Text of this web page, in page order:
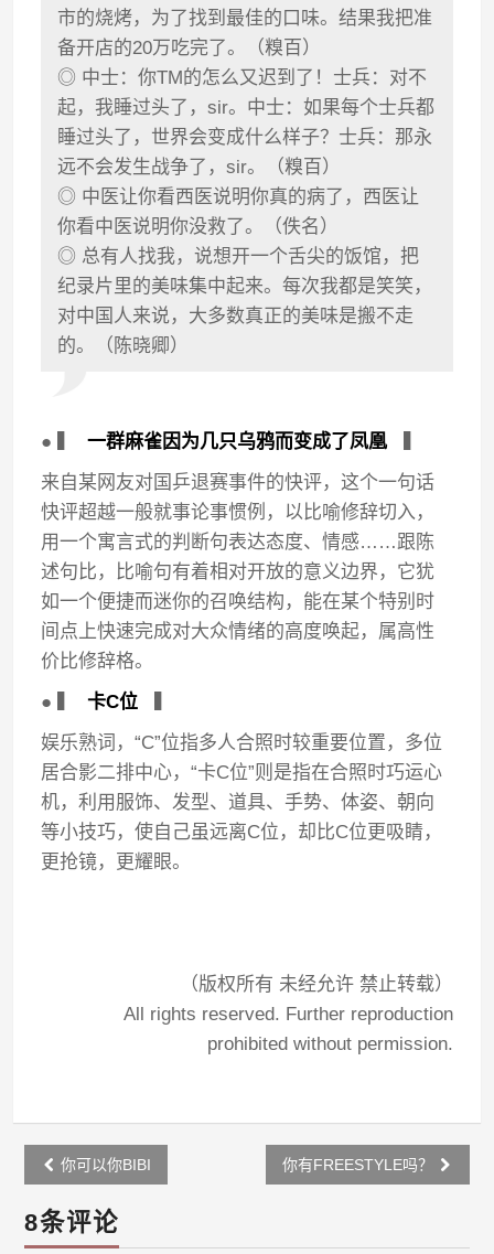
市的烧烤，为了找到最佳的口味。结果我把准
备开店的20万吃完了。（糗百）
◎ 中士：你TM的怎么又迟到了！士兵：对不
起，我睡过头了，sir。中士：如果每个士兵都
睡过头了，世界会变成什么样子？士兵：那永
远不会发生战争了，sir。（糗百）
◎ 中医让你看西医说明你真的病了，西医让
你看中医说明你没救了。（佚名）
◎ 总有人找我，说想开一个舌尖的饭馆，把
纪录片里的美味集中起来。每次我都是笑笑，
对中国人来说，大多数真正的美味是搬不走
的。（陈晓卿）
● ▍一群麻雀因为几只乌鸦而变成了凤凰
来自某网友对国乒退赛事件的快评，这个一句话
快评超越一般就事论事惯例，以比喻修辞切入，
用一个寓言式的判断句表达态度、情感……跟陈
述句比，比喻句有着相对开放的意义边界，它犹
如一个便捷而迷你的召唤结构，能在某个特别时
间点上快速完成对大众情绪的高度唤起，属高性
价比修辞格。
● ▍卡C位
娱乐熟词，“C”位指多人合照时较重要位置，多位
居合影二排中心，“卡C位”则是指在合照时巧运心
机，利用服饰、发型、道具、手势、体姿、朝向
等小技巧，使自己虽远离C位，却比C位更吸睛，
更抢镜，更耀眼。
（版权所有 未经允许 禁止转载）
All rights reserved. Further reproduction
prohibited without permission.
Post
navigation
你可以你BIBI 你有FREESTYLE吗？
8条评论